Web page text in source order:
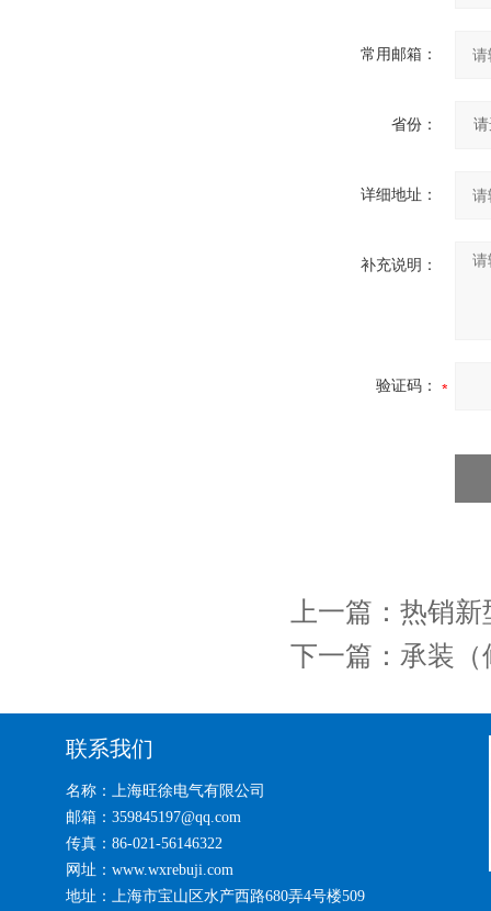
常用邮箱：
省份：
详细地址：
补充说明：
验证码：
上一篇： 热销新
下一篇： 承装（
联系我们
名称：上海旺徐电气有限公司
邮箱：359845197@qq.com
传真：86-021-56146322
网址：www.wxrebuji.com
地址：上海市宝山区水产西路680弄4号楼509